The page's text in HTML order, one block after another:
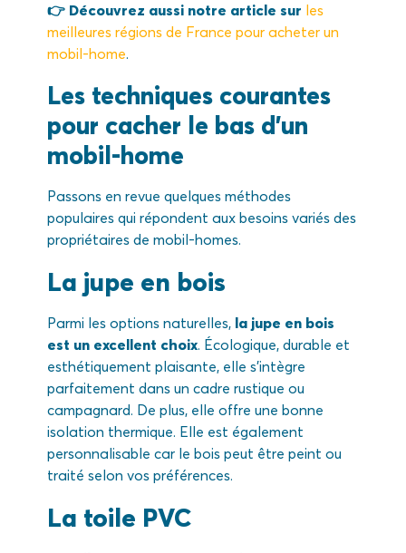
👉 Découvrez aussi notre article sur les
meilleures régions de France pour acheter un
mobil-home.
Les techniques courantes
pour cacher le bas d’un
mobil-home
Passons en revue quelques méthodes
populaires qui répondent aux besoins variés des
propriétaires de mobil-homes.
La jupe en bois
Parmi les options naturelles,la jupe en bois
est un excellent choix. Écologique, durable et
esthétiquement plaisante, elle s’intègre
parfaitement dans un cadre rustique ou
campagnard. De plus, elle offre une bonne
isolation thermique. Elle est également
personnalisable car le bois peut être peint ou
traité selon vos préférences.
La toile PVC